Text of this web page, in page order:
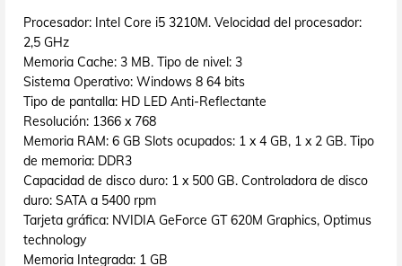
Procesador: Intel Core i5 3210M. Velocidad del procesador:
2,5 GHz
Memoria Cache: 3 MB. Tipo de nivel: 3
Sistema Operativo: Windows 8 64 bits
Tipo de pantalla: HD LED Anti-Reflectante
Resolución: 1366 x 768
Memoria RAM: 6 GB Slots ocupados: 1 x 4 GB, 1 x 2 GB. Tipo
de memoria: DDR3
Capacidad de disco duro: 1 x 500 GB. Controladora de disco
duro: SATA a 5400 rpm
Tarjeta gráfica: NVIDIA GeForce GT 620M Graphics, Optimus
technology
Memoria Integrada: 1 GB